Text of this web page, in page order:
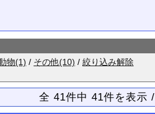
物(1) / その他(10) / 絞り込み解除
全 41件中 41件を表示 /